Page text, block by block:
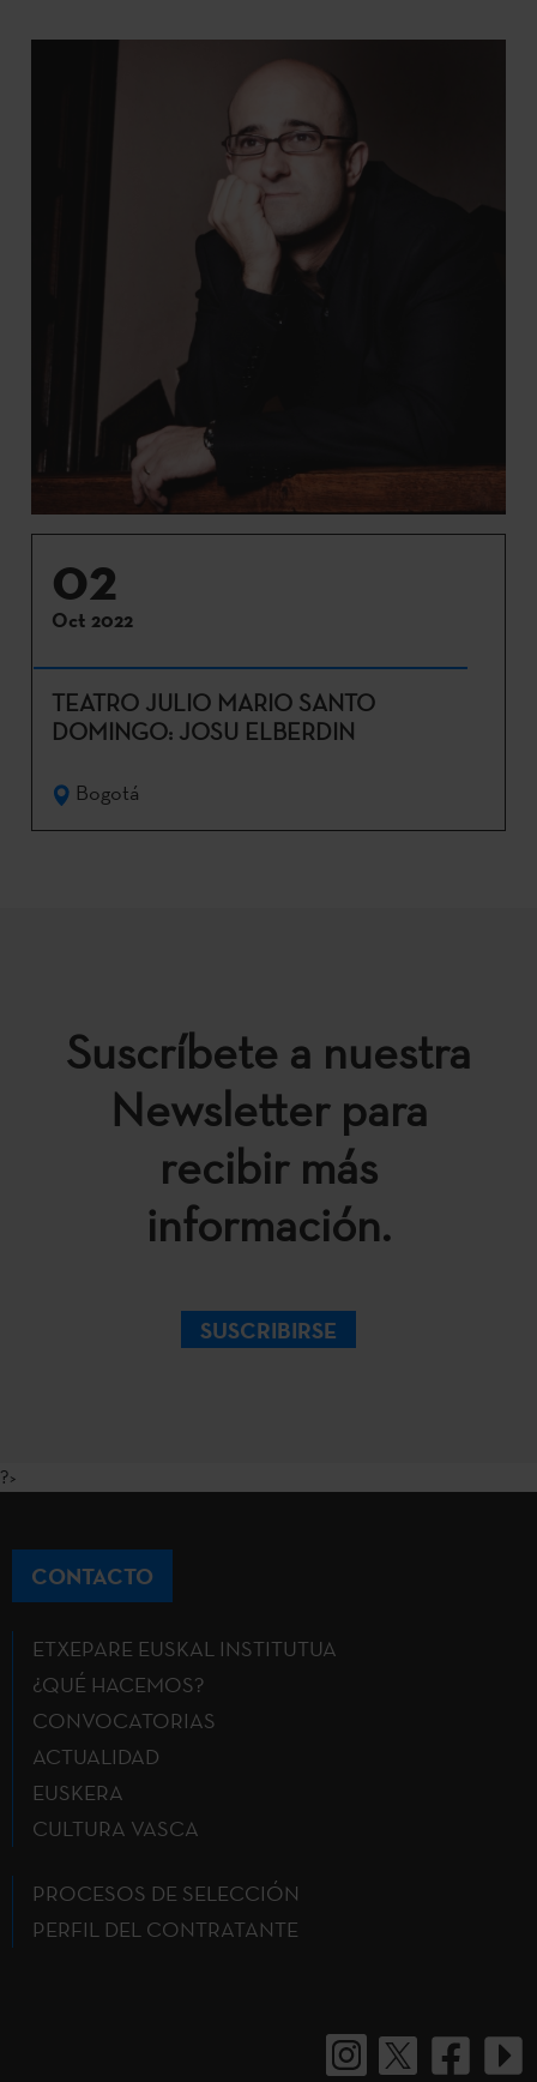
02
Oct 2022
TEATRO JULIO MARIO SANTO
DOMINGO: JOSU ELBERDIN
Bogotá
Suscríbete a nuestra
Newsletter para
recibir más
información.
SUSCRIBIRSE
?>
CONTACTO
ETXEPARE EUSKAL INSTITUTUA
¿QUÉ HACEMOS?
CONVOCATORIAS
ACTUALIDAD
EUSKERA
CULTURA VASCA
PROCESOS DE SELECCIÓN
PERFIL DEL CONTRATANTE